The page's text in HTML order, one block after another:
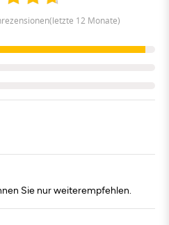
12 Monate)
Sie nur weiterempfehlen.